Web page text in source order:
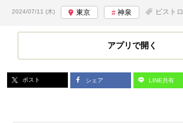
投稿日:
2024/07/11 (木) 東京 神泉 ビストロ
アプリで開く
ポスト シェア LINE共有